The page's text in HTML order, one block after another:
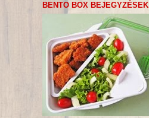
BENTO BOX BEJEGYZÉSEK